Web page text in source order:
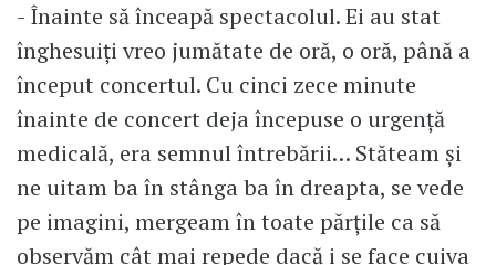
- Înainte să înceapă spectacolul. Ei au stat
înghesuiți vreo jumătate de oră, o oră, până a
început concertul. Cu cinci zece minute
înainte de concert deja începuse o urgență
medicală, era semnul întrebării… Stăteam și
ne uitam ba în stânga ba în dreapta, se vede
pe imagini, mergeam în toate părțile ca să
observăm cât mai repede dacă i se face cuiva